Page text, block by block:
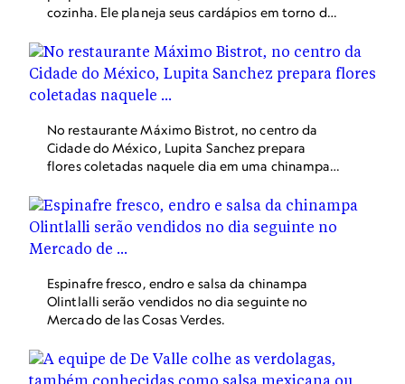
combatem o problema utilizando barcos para
injetar nanobolhas (bolsas de ar microscópicas)
os canais do pântano.
cozinha. Ele planeja seus cardápios em torno dos
destacando a qualidade dos alimentos
produzidos localmente.
No restaurante Máximo Bistrot, no centro da
Cidade do México, Lupita Sanchez prepara
flores coletadas naquele dia em uma chinampa
Espinafre fresco, endro e salsa da chinampa
Olintlalli serão vendidos no dia seguinte no
Mercado de las Cosas Verdes.